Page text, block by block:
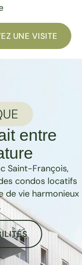
UNE VISITE
entre
Saint-François,
condos locatifs
de vie harmonieux